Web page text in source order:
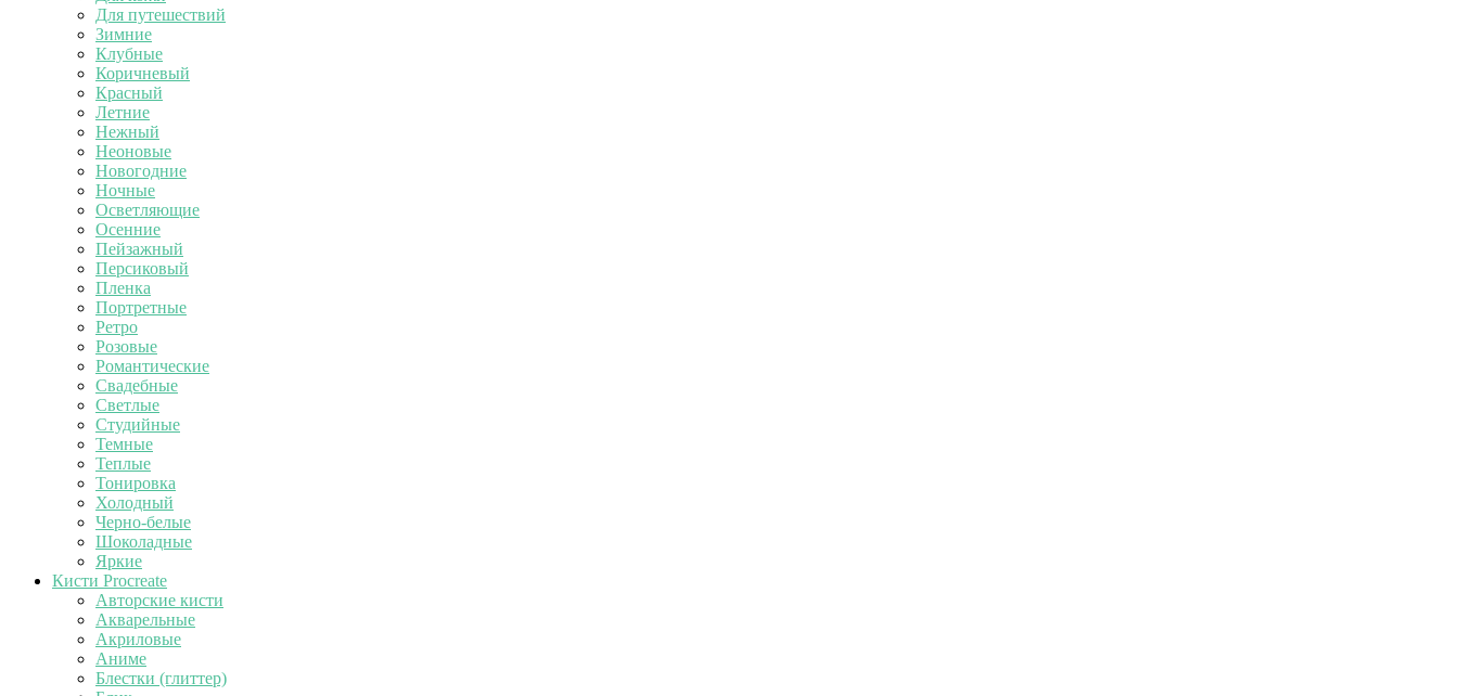
Для путешествий
Зимние
Клубные
Коричневый
Красный
Летние
Нежный
Неоновые
Новогодние
Ночные
Осветляющие
Осенние
Пейзажный
Персиковый
Пленка
Портретные
Ретро
Розовые
Романтические
Свадебные
Светлые
Студийные
Темные
Теплые
Тонировка
Холодный
Черно-белые
Шоколадные
Яркие
Кисти Procreate
Авторские кисти
Акварельные
Акриловые
Аниме
Блестки (глиттер)